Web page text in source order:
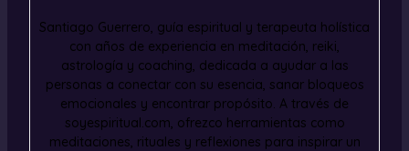
Santiago Guerrero, guía espiritual y terapeuta holística
con años de experiencia en meditación, reiki,
astrología y coaching, dedicada a ayudar a las
personas a conectar con su esencia, sanar bloqueos
emocionales y encontrar propósito. A través de
soyespiritual.com, ofrezco herramientas como
meditaciones, rituales y reflexiones para inspirar un